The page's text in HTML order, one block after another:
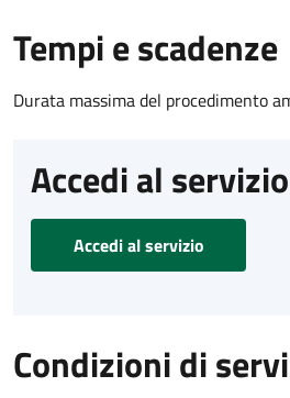
Tempi e scadenze
Durata massima del procedimento
Accedi al servizio
Accedi al servizio
Condizioni di